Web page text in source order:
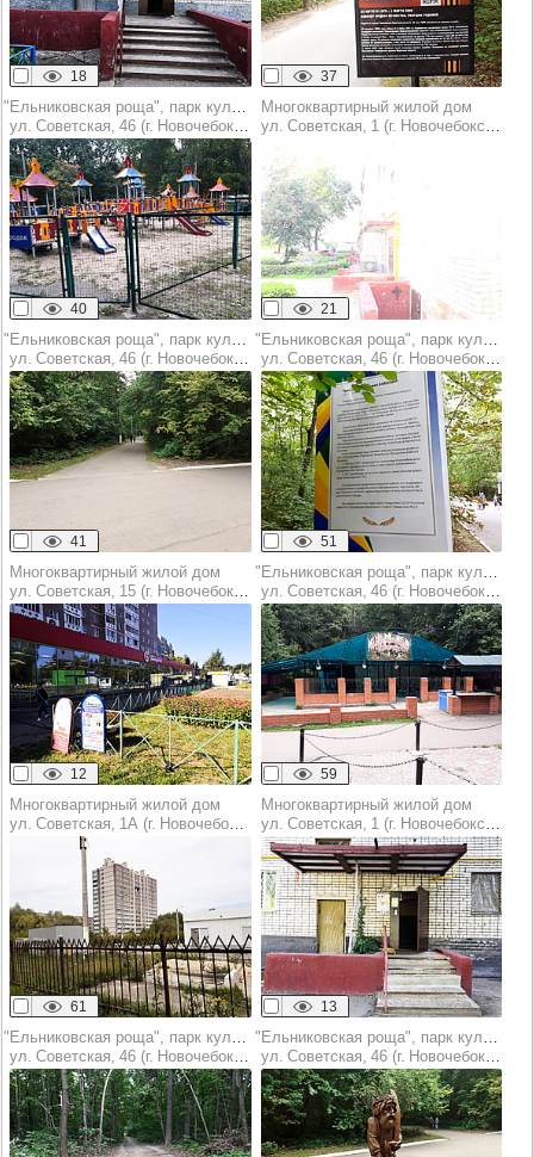
18 37
ул. Советская, 46 (г. Новочебоксарск)
40
Многоквартирный жилой дом
ул. Советская, 1 (г. Новочебоксарск)
21
ул. Советская, 46 (г. Новочебоксарск)
41
ул. Советская, 46 (г. Новочебоксарск)
51
Многоквартирный жилой дом
ул. Советская, 15 (г. Новочебоксарск)
12
ул. Советская, 46 (г. Новочебоксарск)
59
Многоквартирный жилой дом
ул. Советская, 1А (г. Новочебоксарск)
61
Многоквартирный жилой дом
ул. Советская, 1 (г. Новочебоксарск)
13
ул. Советская, 46 (г. Новочебоксарск)
ул. Советская, 46 (г. Новочебоксарск)